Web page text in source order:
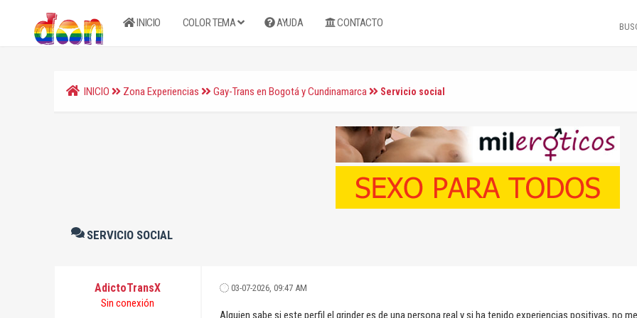
INICIO COLOR TEMA AYUDA CONTACTO
INICIO Zona Experiencias Gay-Trans en Bogotá y Cundinamarca Servicio social
SERVICIO SOCIAL
AdictoTransX
Sin conexión
03-07-2026, 09:47 AM
Alguien sabe si este perfil el grinder es de una persona real y si ha tenido experiencias positivas, no